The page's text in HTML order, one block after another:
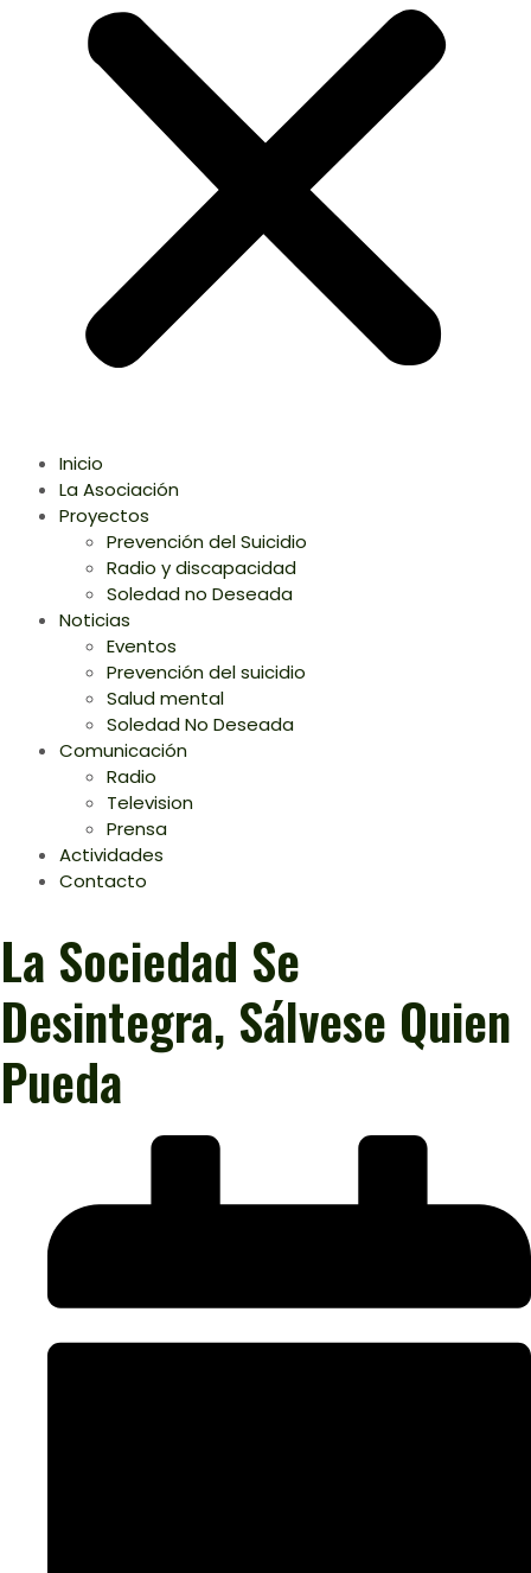
Inicio
La Asociación
Proyectos
Prevención del Suicidio
Radio y discapacidad
Soledad no Deseada
Noticias
Eventos
Prevención del suicidio
Salud mental
Soledad No Deseada
Comunicación
Radio
Television
Prensa
Actividades
Contacto
La Sociedad Se
Desintegra, Sálvese Quien
Pueda